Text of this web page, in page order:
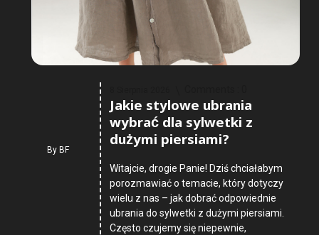
ByBF
Jakie stylowe ubrania
wybrać dla sylwetki z
dużymi piersiami?
Witajcie, drogie Panie! Dziś chciałabym
porozmawiać o temacie, który dotyczy
wielu z nas – jak dobrać odpowiednie
ubrania do sylwetki z dużymi piersiami.
Często czujemy się niepewnie,